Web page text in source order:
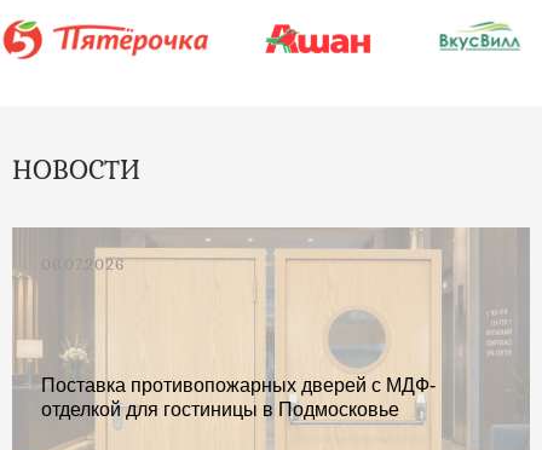
НОВОСТИ
06.07.2026
Поставка противопожарных дверей с МДФ-
отделкой для гостиницы в Подмосковье